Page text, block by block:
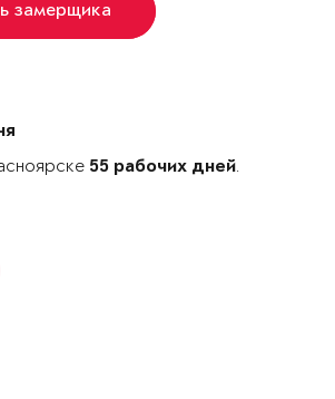
замерщика
55 рабочих дней.